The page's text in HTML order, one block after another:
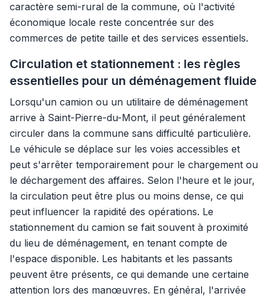
caractère semi-rural de la commune, où l'activité
économique locale reste concentrée sur des
commerces de petite taille et des services essentiels.
Circulation et stationnement : les règles
essentielles pour un déménagement fluide
Lorsqu'un camion ou un utilitaire de déménagement
arrive à Saint-Pierre-du-Mont, il peut généralement
circuler dans la commune sans difficulté particulière.
Le véhicule se déplace sur les voies accessibles et
peut s'arrêter temporairement pour le chargement ou
le déchargement des affaires. Selon l'heure et le jour,
la circulation peut être plus ou moins dense, ce qui
peut influencer la rapidité des opérations. Le
stationnement du camion se fait souvent à proximité
du lieu de déménagement, en tenant compte de
l'espace disponible. Les habitants et les passants
peuvent être présents, ce qui demande une certaine
attention lors des manœuvres. En général, l'arrivée